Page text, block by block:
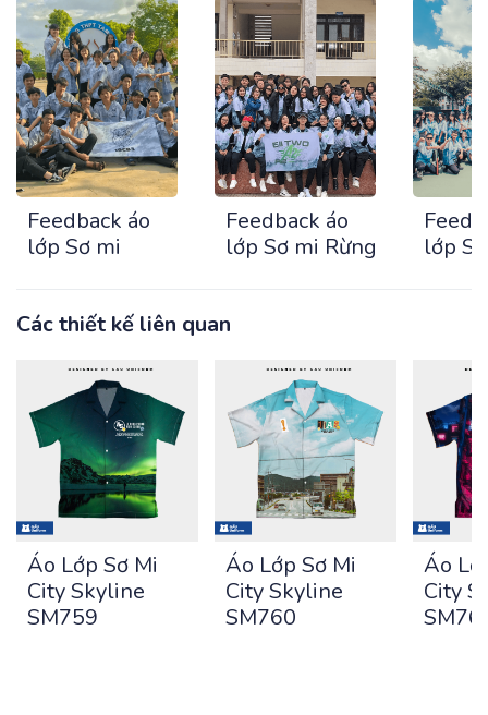
Feedback áo
lớp Sơ mi
Feedback áo
lớp Sơ mi Rừng
lớp
Các thiết kế liên quan
Áo Lớp Sơ Mi
City Skyline
SM759
Áo Lớp Sơ Mi
City Skyline
SM760
Áo
City